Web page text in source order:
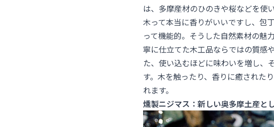
は、多摩産材のひのきや桜などを使
木って本当に香りがいいですし、包
って機能的。そうした自然素材の魅
寧に仕立てた木工品ならではの質感
た、使い込むほどに味わいを増し、
す。木を触ったり、香りに癒された
れます。
燻製ニジマス：新しい奥多摩土産と